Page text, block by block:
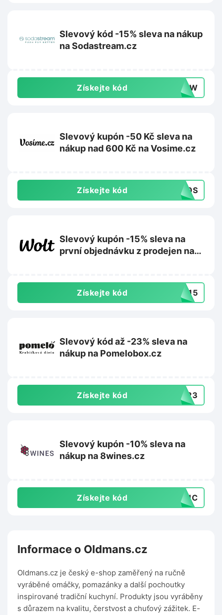
Slevový kód -15% sleva na nákup
na Sodastream.cz
Získejte kód 0DYW
Slevový kupón -50 Kč sleva na
nákup nad 600 Kč na Vosime.cz
Získejte kód 50S
Slevový kupón -15% sleva na
první objednávku z prodejen na
Získejte kód AL15
Slevový kód až -23% sleva na
nákup na Pomelobox.cz
Získejte kód NY23
Slevový kupón -10% sleva na
nákup na 8wines.cz
Získejte kód T3UC
Informace o Oldmans.cz
Oldmans.cz je český e-shop zaměřený na ručně
vyráběné omáčky, pomazánky a další pochoutky
inspirované tradiční kuchyní. Produkty jsou vyráběny
s důrazem na kvalitu, čerstvost a chuťový zážitek. E-